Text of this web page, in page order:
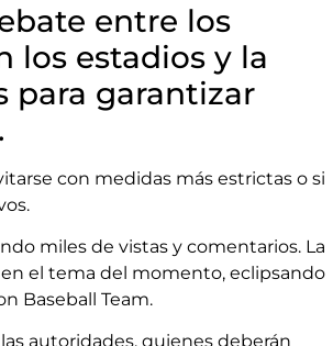
entre los
los estadios y la
para garantizar
con medidas más estrictas o si
miles de vistas y comentarios. La
el tema del momento, eclipsando
Baseball Team.
autoridades, quienes deberán